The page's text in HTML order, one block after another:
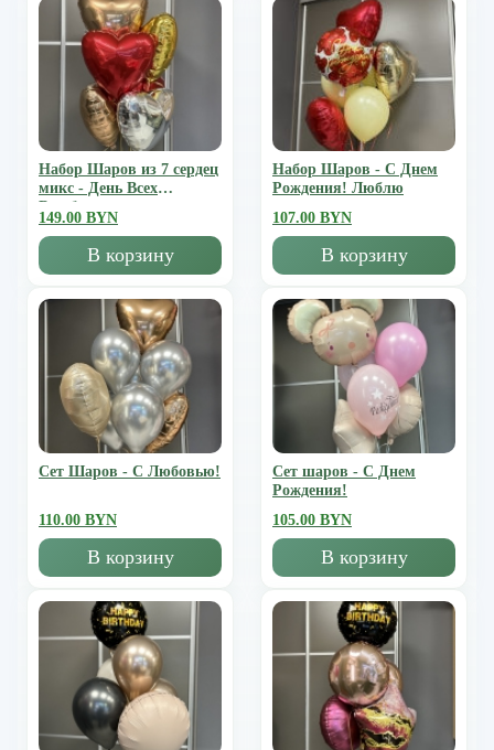
Набор Шаров из 7 сердец
микс - День Всех
Влюбленных
149.00 BYN
В корзину
Набор Шаров - С Днем
Рождения! Люблю
107.00 BYN
В корзину
Сет Шаров - С Любовью!
110.00 BYN
В корзину
Сет шаров - С Днем
Рождения!
105.00 BYN
В корзину